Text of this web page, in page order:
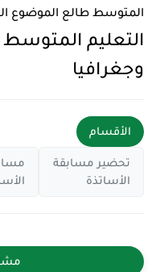
المتوسط طالع الموضوع
وجغرافيا
الأقسام
تحضير مسابقة
الأساتذة